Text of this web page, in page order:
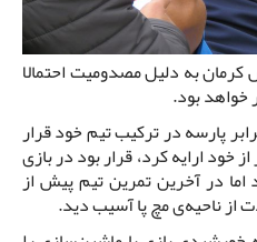
به دلیل مصدومیت احتمالا
خواهد بود.
پارسه در ترکیب تیم خود قرار
خود ارایه کرد، قرار بود در بازی
اما در آخرین تمرین تیم پیش از
ناحیه‌ی مچ پا آسیب دید.